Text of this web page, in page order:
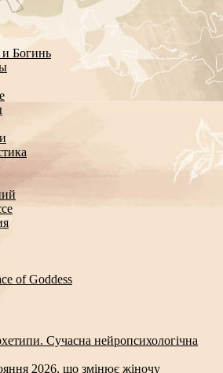
Богинь
of Goddess
Сучасна нейропсихологічна
2026, що змінює жіночу